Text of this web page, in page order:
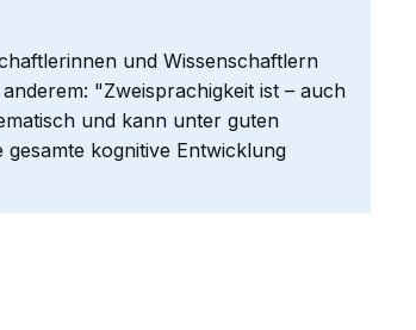
und Wissenschaftlern
"Zweisprachigkeit ist – auch
und kann unter guten
kognitive Entwicklung